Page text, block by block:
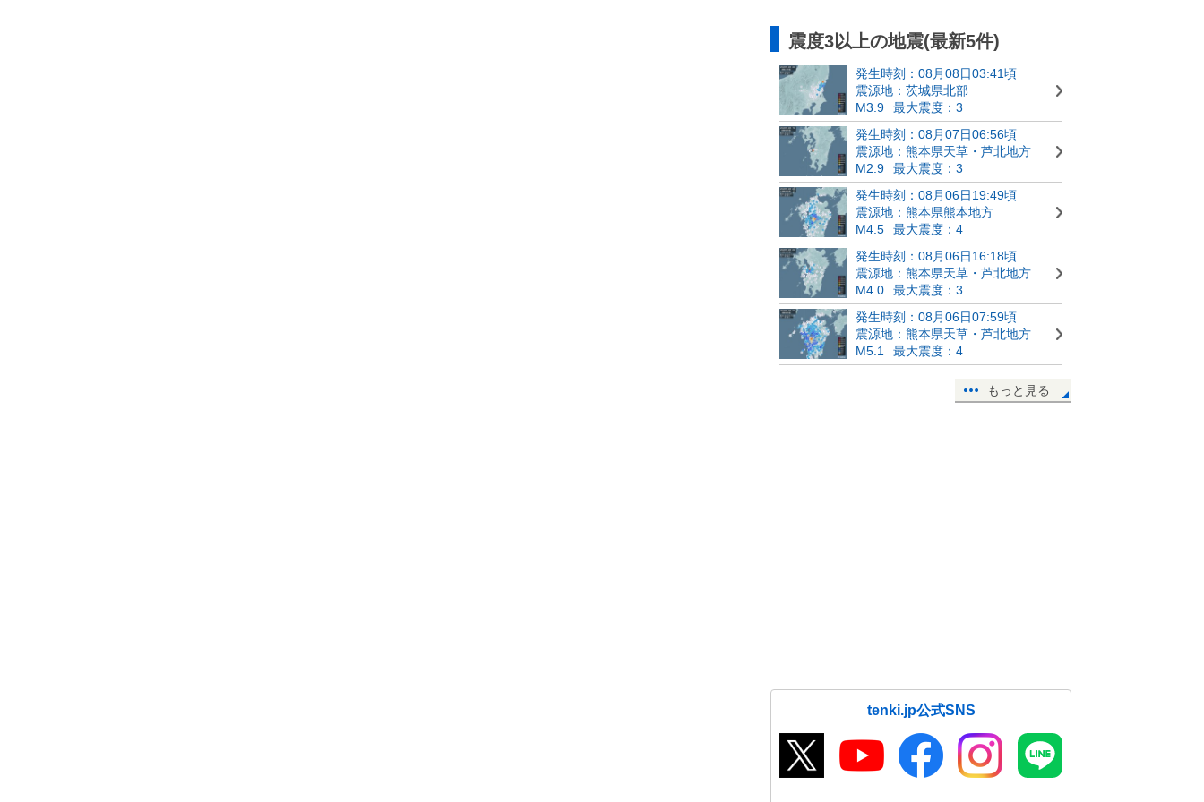
震度3以上の地震(最新5件)
発生時刻：08月08日03:41頃
震源地：茨城県北部
M3.9
最大震度：3
発生時刻：08月07日06:56頃
震源地：熊本県天草・芦北地方
M2.9
最大震度：3
発生時刻：08月06日19:49頃
震源地：熊本県熊本地方
M4.5
最大震度：4
発生時刻：08月06日16:18頃
震源地：熊本県天草・芦北地方
M4.0
最大震度：3
発生時刻：08月06日07:59頃
震源地：熊本県天草・芦北地方
M5.1
最大震度：4
もっと見る
tenki.jp公式SNS